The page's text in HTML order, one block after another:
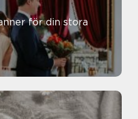
för din stora